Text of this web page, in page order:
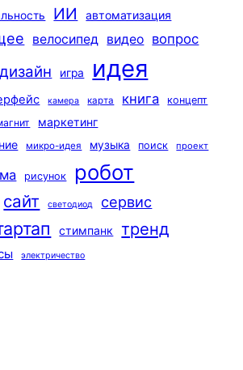
ИИ автоматизация
велосипед видео вопрос
дизайн игра идея
камера карта книга
концепт
маркетинг
микро-идея музыка поиск проект
рисунок робот
сайт светодиод сервис
стимпанк тренд
электричество